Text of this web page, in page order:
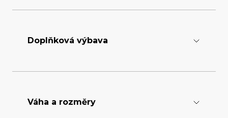
3- point CAT 1-2
Doplňková výbava
Váha a rozměry